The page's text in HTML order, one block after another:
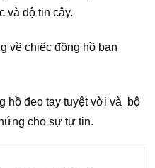
và độ tin cậy.
về chiếc đồng hồ bạn
hồ đeo tay tuyệt vời và
bộ
cho sự tự tin.